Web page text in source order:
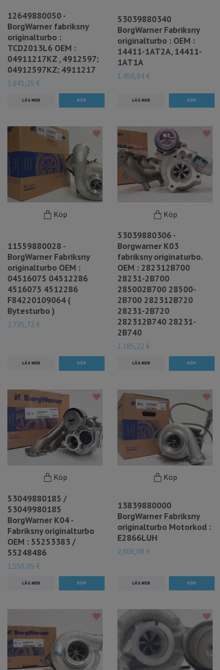
12649880050 -
BorgWarner fabriksny
originalturbo :
TCD2013L6 OEM :
04911217KZ , 4912597;
04912597KZ; 4911217
1.641,25 €
LÄS MER
53039880340
BorgWarner Fabriksny
originalturbo : OEM :
14411-1AT2A, 14411-
1AT1A
1.458,84 €
LÄS MER
Köp
11559880028 -
BorgWarner Fabriksny
originalturbo OEM :
04516075 04512286
4516075 4512286
F84220109064 (
Bytesturbo )
2.735,72 €
LÄS MER
Köp
53039880306 -
Borgwarner K03
fabriksny originaturbo.
OEM : 282312B700
28231-2B700
285002B700 28500-
2B700 282312B720
28231-2B720
282312B740 28231-
2B740
1.185,22 €
LÄS MER
Köp
53049880185 /
53049980185
BorgWarner K04 -
Fabriksny originalturbo
OEM : 55253383 /
55248486
1.550,05 €
LÄS MER
Köp
13839880000
BorgWarner Fabriksny
originalturbo Motorkod :
E2866LUH
2.006,08 €
LÄS MER